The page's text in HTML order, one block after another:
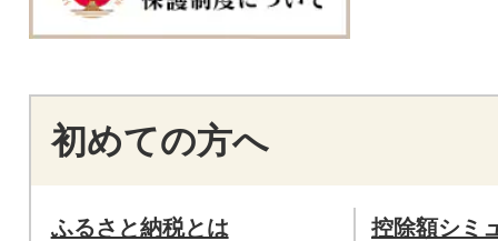
初めての方へ
ふるさと納税とは 控除額シミ